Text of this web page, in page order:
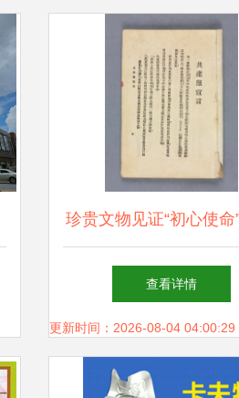
珍贵文物见证“初心使命
实业
查看详情
更新时间：2026-08-04 04:00:29